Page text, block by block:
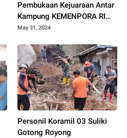
Pembukaan Kejuaraan Antar
Kampung KEMENPORA RI
Tahun 2024
May 31, 2024
Personil Koramil 03 Suliki
Gotong Royong